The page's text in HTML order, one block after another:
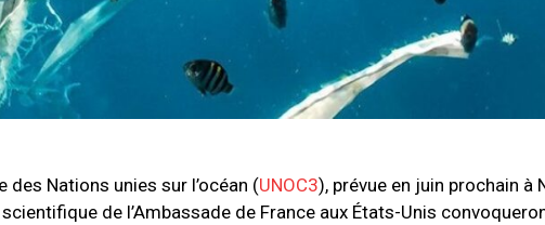
des Nations unies sur l’océan (UNOC3), prévue en juin prochain à
de l’Ambassade de France aux États-Unis